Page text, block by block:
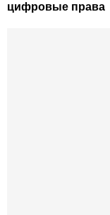
цифровые права